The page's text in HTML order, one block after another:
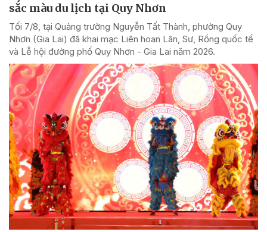
sắc màu du lịch tại Quy Nhơn
Tối 7/8, tại Quảng trường Nguyễn Tất Thành, phường Quy
Nhơn (Gia Lai) đã khai mạc Liên hoan Lân, Sư, Rồng quốc tế
và Lễ hội đường phố Quy Nhơn - Gia Lai năm 2026.